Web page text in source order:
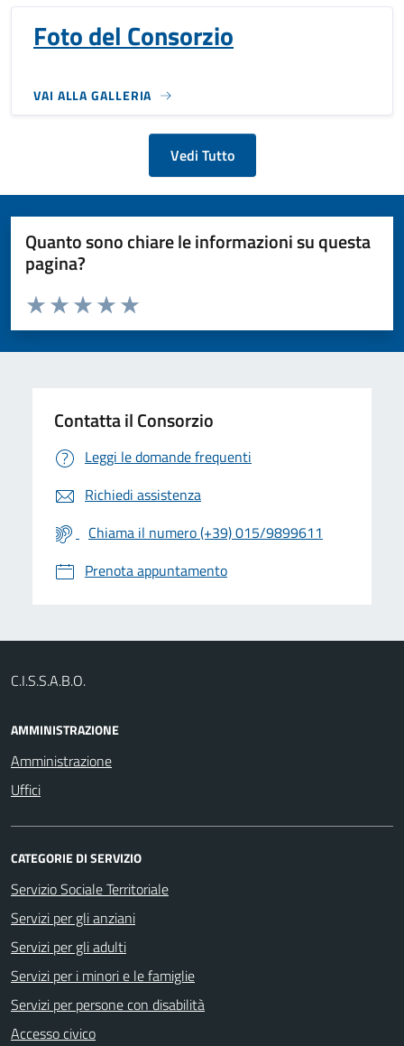
Foto del Consorzio
VAI ALLA GALLERIA
Vedi Tutto
Quanto sono chiare le informazioni su questa
pagina?
Valuta da 1 a 5 stelle la pagina
Valuta 5 stelle su 5
Valuta 4 stelle su 5
Valuta 3 stelle su 5
Valuta 2 stelle su 5
Valuta 1 stelle su 5
Contatta il Consorzio
Leggi le domande frequenti
Richiedi assistenza
Chiama il numero (+39) 015/9899611
Prenota appuntamento
C.I.S.S.A.B.O.
AMMINISTRAZIONE
Amministrazione
Uffici
CATEGORIE DI SERVIZIO
Servizio Sociale Territoriale
Servizi per gli anziani
Servizi per gli adulti
Servizi per i minori e le famiglie
Servizi per persone con disabilità
Accesso civico